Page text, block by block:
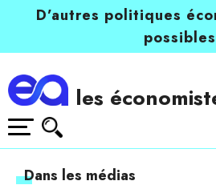
D’autres politiques
possibles
les
Dans les médias